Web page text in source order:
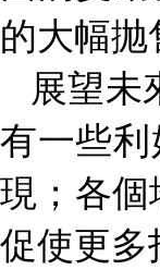
的大幅
展望未
有一些
現；各
促使更